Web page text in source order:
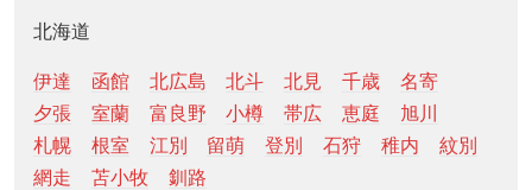
北海道
伊達 函館 北広島 北斗 北見 千歳
名寄
夕張
室蘭 富良野 小樽 帯広 恵庭
旭川
札幌
根室 江別 留萌 登別 石狩 稚内
紋別
網走
苫小牧 釧路